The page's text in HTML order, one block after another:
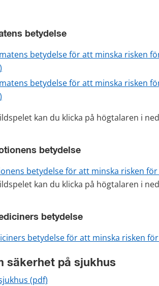
betydelse
betydelse för att minska risken
betydelse för att minska risken
kan du klicka på högtalaren i
betydelse
betydelse för att minska risken
kan du klicka på högtalaren i
betydelse
betydelse för att minska risken
säkerhet på sjukhus
(pdf)